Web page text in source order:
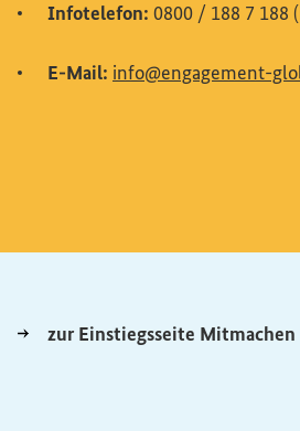
Infotelefon: 0800 / 188 7 188
E-Mail: info@engagement-
zur Einstiegsseite Mitmachen